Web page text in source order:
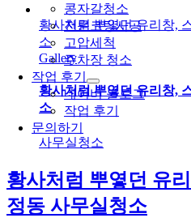
콩자갈청소
전문코팅시공
고압세척
주차장 청소
작업 후기
네이버 블로그
작업 후기
문의하기
황사처럼 뿌옇던 유리창,
소
Gallery
황사처럼 뿌옇던 유리창,
소
사무실청소
황사처럼 뿌옇던 유
정동 사무실청소